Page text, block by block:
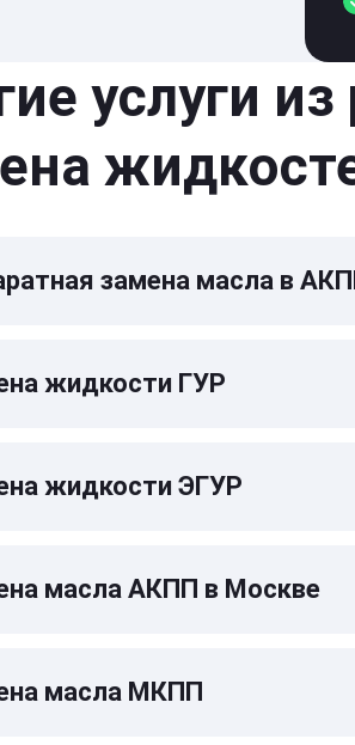
услуги
замена масла в
жидкости ГУР
жидкости ЭГУР
масла АКПП в Москве
масла МКПП